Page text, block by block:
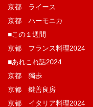
京都 ライース
京都 ハーモニカ
■この１週間
京都 フランス料理2024
■あれこれ話2024
京都 獨歩
京都 鍵善良房
京都 イタリア料理2024